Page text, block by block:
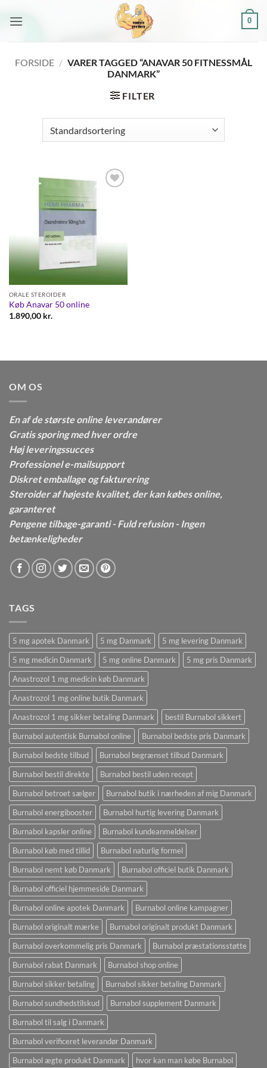
0
FORSIDE / VARER TAGGED “ANAVAR 50 FITNESSMÅL
DANMARK”
FILTER
ORALE STEROIDER
Køb Anavar 50 online
1.890,00 kr.
OM OS
En af de største online leverandører
Gratis sporing med hver ordre
Høj leveringssucces
Professionel e-mailsupport
Diskret emballage og fakturering
Steroider af højeste kvalitet, der kan købes online,
garanteret
Pengene tilbage-garanti - Fuld refusion - Ingen
betænkeligheder
TAGS
5 mg apotek Danmark 5 mg Danmark
5 mg levering Danmark
5 mg medicin Danmark
5 mg online Danmark
5 mg pris Danmark
Anastrozol 1 mg medicin køb Danmark
Anastrozol 1 mg online butik Danmark
Anastrozol 1 mg sikker betaling Danmark
bestil Burnabol sikkert
Burnabol autentisk Burnabol online
Burnabol bedste pris Danmark
Burnabol bedste tilbud
Burnabol begrænset tilbud Danmark
Burnabol bestil direkte
Burnabol bestil uden recept
Burnabol betroet sælger
Burnabol butik i nærheden af ​​mig Danmark
Burnabol energibooster
Burnabol hurtig levering Danmark
Burnabol kapsler online
Burnabol kundeanmeldelser
Burnabol køb med tillid
Burnabol naturlig formel
Burnabol nemt køb Danmark
Burnabol officiel butik Danmark
Burnabol officiel hjemmeside Danmark
Burnabol online apotek Danmark
Burnabol online kampagner
Burnabol originalt mærke
Burnabol originalt produkt Danmark
Burnabol overkommelig pris Danmark
Burnabol præstationsstøtte
Burnabol rabat Danmark
Burnabol shop online
Burnabol sikker betaling
Burnabol sikker betaling Danmark
Burnabol sundhedstilskud
Burnabol supplement Danmark
Burnabol til salg i Danmark
Burnabol verificeret leverandør Danmark
Burnabol ægte produkt Danmark
hvor kan man købe Burnabol